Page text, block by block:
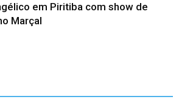
em Piritiba com show de
Marçal